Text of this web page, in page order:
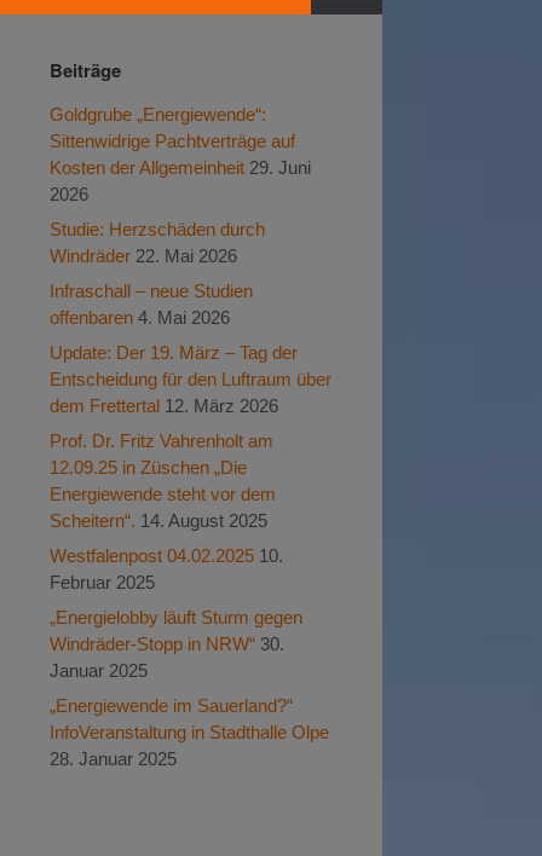
Beiträge
Goldgrube „Energiewende“:
Sittenwidrige Pachtverträge auf
Kosten der Allgemeinheit 29. Juni
2026
Studie: Herzschäden durch
Windräder 22. Mai 2026
Infraschall – neue Studien
offenbaren 4. Mai 2026
Update: Der 19. März – Tag der
Entscheidung für den Luftraum über
dem Frettertal 12. März 2026
Prof. Dr. Fritz Vahrenholt am
12.09.25 in Züschen „Die
Energiewende steht vor dem
Scheitern“. 14. August 2025
Westfalenpost 04.02.2025 10.
Februar 2025
„Energielobby läuft Sturm gegen
Windräder-Stopp in NRW“ 30.
Januar 2025
„Energiewende im Sauerland?“
InfoVeranstaltung in Stadthalle Olpe
28. Januar 2025